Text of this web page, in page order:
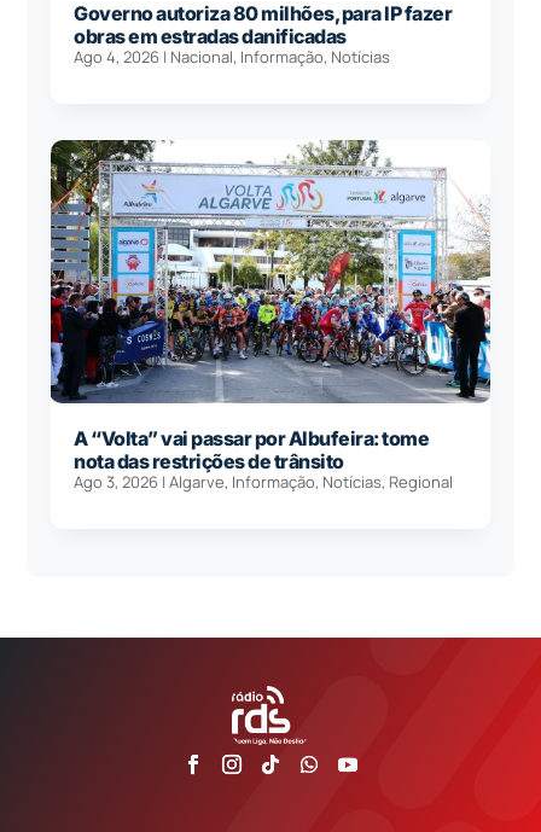
Governo autoriza 80 milhões, para IP fazer
obras em estradas danificadas
Ago 4, 2026 | Nacional, Informação, Notícias
A “Volta” vai passar por Albufeira: tome
nota das restrições de trânsito
Ago 3, 2026 |Algarve, Informação, Notícias, Regional